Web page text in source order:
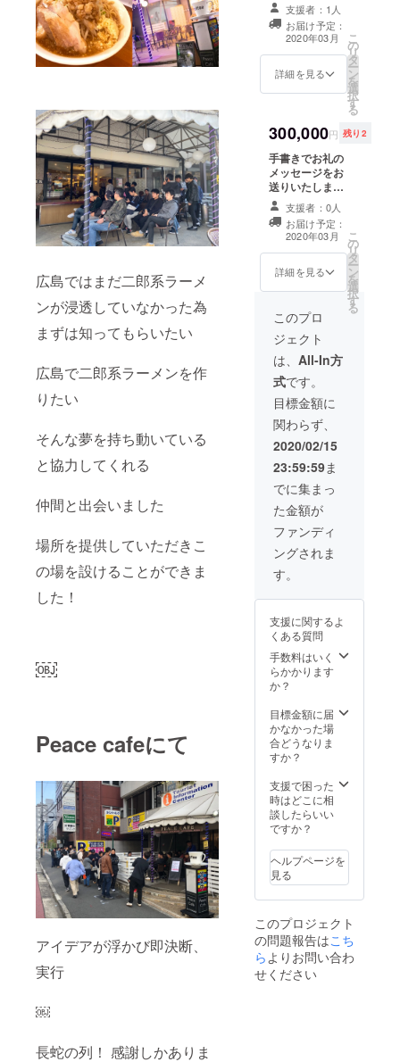
広島ではまだ二郎系ラーメ
ンが浸透していなかった為
まずは知ってもらいたい
広島で二郎系ラーメンを作
りたい
そんな夢を持ち動いている
と協力してくれる
仲間と出会いました
場所を提供していただきこ
の場を設けることができま
した！
￼
Peace cafeにて
アイデアが浮かび即決断、
実行
￼
長蛇の列！ 感謝しかありま
食べ放題 初日来
店時より１年間
無料になりま
す。 ※限定ラー
メン、トッピン
支援者：1人
お届け予定：
2020年03月
詳細を見る
こ
の
リ
タ
ー
ン
を
選
択
す
る
300,000円 残り2
手書きでお礼の
メッセージをお
送りいたします
店内の壁に好き
な言葉をかける
権利 ※支援時、
必ず備考欄にご
希望の言葉をご
記入ください。
文字数でお書き
ください。 例
会社名、好きな
言葉、若者に伝
えたい言葉など
支援者：0人
お届け予定：
2020年03月
詳細を見る
こ
の
リ
タ
ー
ン
を
選
択
す
る
このプロ
ジェクト
は、 All-In方
式です。
目標金額に
関わらず、
2020/02/15
23:59:59ま
でに集まっ
た金額が
ファンディ
ングされま
す。
支援に関するよ
くある質問
手数料はいく
らかかります
か？
目標金額に届
かなかった場
合どうなりま
すか？
支援で困った
時はどこに相
談したらいい
ですか？
ヘルプページを
見る
このプロジェクト
の問題報告はこち
ら よりお問い合わ
せください